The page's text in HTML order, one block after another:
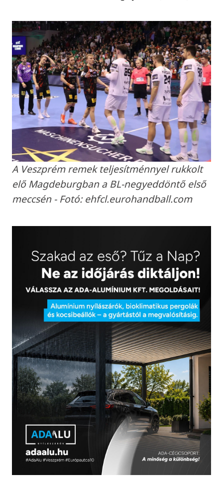
A Veszprém remek teljesítménnyel rukkolt
elő Magdeburgban a BL-negyeddöntő első
meccsén - Fotó: ehfcl.eurohandball.com